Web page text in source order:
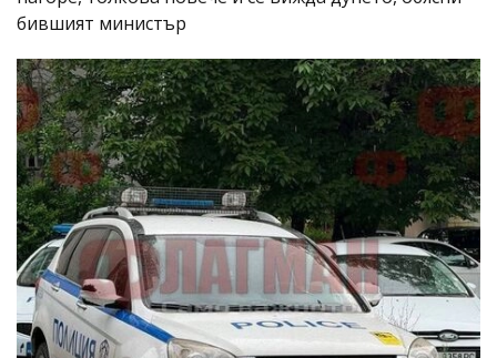
бившият министър